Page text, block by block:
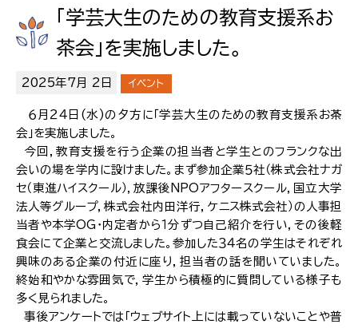
「学芸大生のための教育支援系お
茶会」を実施しました。
2025年7月 2日 イベント
６月２４日(水)の夕方に「学芸大生のための教育支援系お茶
会」を実施しました。
今回，教育支援を行う企業の担当者と学生とのフランクな出
会いの場を学内に設けました。まず参加企業５社（株式会社ナガ
セ（東進ハイスクール），放課後NPOアフタースクール，国立大学
法人等グループ，株式会社内田洋行，ケニス株式会社）の人事担
当者や本学OG・内定者から１分ずつ自己紹介を行い，その後軽
食会にて企業と交流しました。参加した３４名の学生はそれぞれ
興味のある企業の付近に座り，担当者の話を聞いていました。
終始和やかな雰囲気で，学生から積極的に質問している様子も
多く見られました。
事後アンケートでは「ウェブサイト上には載っていないことや普